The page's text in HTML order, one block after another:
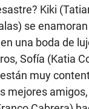
Kiki
se
una boda de
Sofía (Katia
muy
mejores